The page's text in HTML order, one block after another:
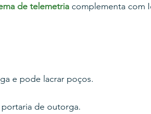
de telemetria complementa com
e pode lacrar poços.
portaria de outorga.